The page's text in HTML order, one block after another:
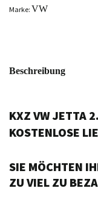
Marke: VW
Beschreibung
KXZ VW JETTA
KOSTENLOSE
SIE MÖCHTEN
ZU VIEL ZU